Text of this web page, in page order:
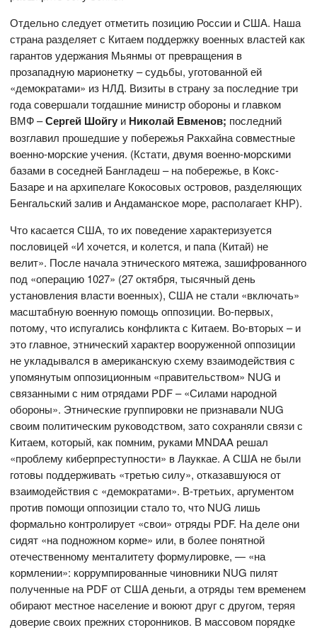
Отдельно следует отметить позицию России и США. Наша
страна разделяет с Китаем поддержку военных властей как
гарантов удержания Мьянмы от превращения в
прозападную марионетку – судьбы, уготованной ей
«демократами» из НЛД. Визиты в страну за последние три
года совершали тогдашние министр обороны и главком
ВМФ –Сергей Шойгу и Николай Евменов; последний
возглавил прошедшие у побережья Ракхайна совместные
военно-морские учения. (Кстати, двумя военно-морскими
базами в соседней Бангладеш – на побережье, в Кокс-
Базаре и на архипелаге Кокосовых островов, разделяющих
Бенгальский залив и Андаманское море, располагает КНР).
Что касается США, то их поведение характеризуется
пословицей «И хочется, и колется, и папа (Китай) не
велит». После начала этнического мятежа, зашифрованного
под «операцию 1027» (27 октября, тысячный день
установления власти военных), США не стали «включать»
масштабную военную помощь оппозиции. Во-первых,
потому, что испугались конфликта с Китаем. Во-вторых – и
это главное, этнический характер вооруженной оппозиции
не укладывался в американскую схему взаимодействия с
упомянутым оппозиционным «правительством» NUG и
связанными с ним отрядами PDF – «Силами народной
обороны». Этнические группировки не признавали NUG
своим политическим руководством, зато сохраняли связи с
Китаем, который, как помним, руками MNDAA решал
«проблему киберпреступности» в Лауккае. А США не были
готовы поддерживать «третью силу», отказавшуюся от
взаимодействия с «демократами». В-третьих, аргументом
против помощи оппозиции стало то, что NUG лишь
формально контролирует «свои» отряды PDF. На деле они
сидят «на подножном корме» или, в более понятной
отечественному менталитету формулировке, — «на
кормлении»: коррумпированные чиновники NUG пилят
полученные на PDF от США деньги, а отряды тем временем
обирают местное население и воюют друг с другом, теряя
доверие своих прежних сторонников. В массовом порядке